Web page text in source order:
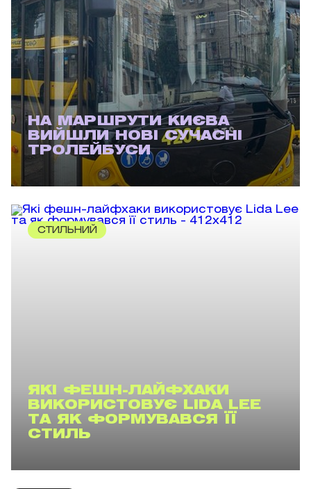
НА МАРШРУТИ КИЄВА
ВИЙШЛИ НОВІ СУЧАСНІ
ТРОЛЕЙБУСИ
СТИЛЬНИЙ
ЯКІ ФЕШН-ЛАЙФХАКИ
ВИКОРИСТОВУЄ LIDA LEE
ТА ЯК ФОРМУВАВСЯ ЇЇ
СТИЛЬ